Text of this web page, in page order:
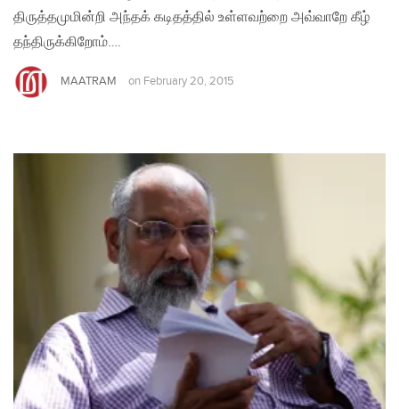
திருத்தமுமின்றி அந்தக் கடிதத்தில் உள்ளவற்றை அவ்வாறே கீழ்
தந்திருக்கிறோம்….
MAATRAM on February 20, 2015